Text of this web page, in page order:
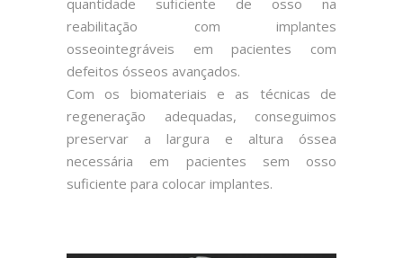
reabilitação com implantes
osseointegráveis em pacientes com
defeitos ósseos avançados.
Com os biomateriais e as técnicas de
regeneração adequadas, conseguimos
preservar a largura e altura óssea
necessária em pacientes sem osso
suficiente para colocar implantes.